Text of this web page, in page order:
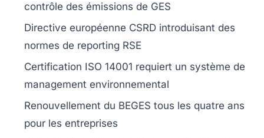
contrôle des émissions de GES
Directive européenne CSRD introduisant des
normes de reporting RSE
Certification ISO 14001 requiert un système de
management environnemental
Renouvellement du BEGES tous les quatre ans
pour les entreprises